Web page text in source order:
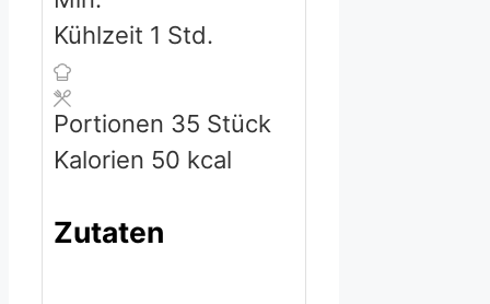
Kühlzeit 1 Stunde
Std.
Portionen 35 Stück
Kalorien 50 kcal
Zutaten